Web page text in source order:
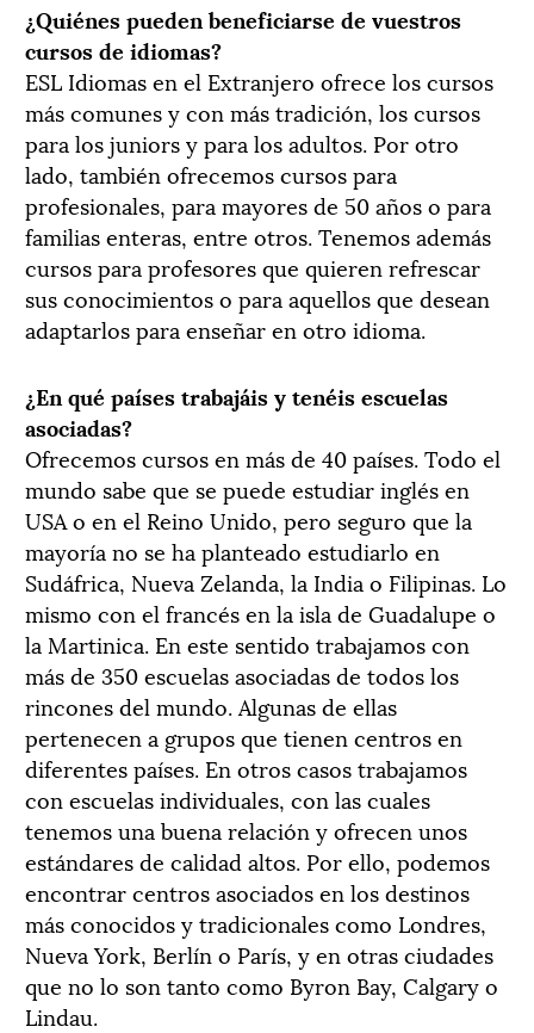
¿Quiénes pueden beneficiarse de vuestros
cursos de idiomas?
ESL Idiomas en el Extranjero ofrece los cursos
más comunes y con más tradición, los cursos
para los juniors y para los adultos. Por otro
lado, también ofrecemos cursos para
profesionales, para mayores de 50 años o para
familias enteras, entre otros. Tenemos además
cursos para profesores que quieren refrescar
sus conocimientos o para aquellos que desean
adaptarlos para enseñar en otro idioma.
¿En qué países trabajáis y tenéis escuelas
asociadas?
Ofrecemos cursos en más de 40 países. Todo el
mundo sabe que se puede estudiar inglés en
USA o en el Reino Unido, pero seguro que la
mayoría no se ha planteado estudiarlo en
Sudáfrica, Nueva Zelanda, la India o Filipinas. Lo
mismo con el francés en la isla de Guadalupe o
la Martinica. En este sentido trabajamos con
más de 350 escuelas asociadas de todos los
rincones del mundo. Algunas de ellas
pertenecen a grupos que tienen centros en
diferentes países. En otros casos trabajamos
con escuelas individuales, con las cuales
tenemos una buena relación y ofrecen unos
estándares de calidad altos. Por ello, podemos
encontrar centros asociados en los destinos
más conocidos y tradicionales como Londres,
Nueva York, Berlín o París, y en otras ciudades
que no lo son tanto como Byron Bay, Calgary o
Lindau.